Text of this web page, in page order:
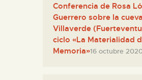
Conferencia de Rosa
Guerrero sobre la
Villaverde
ciclo «La Materialidad
Memoria»16 octubre